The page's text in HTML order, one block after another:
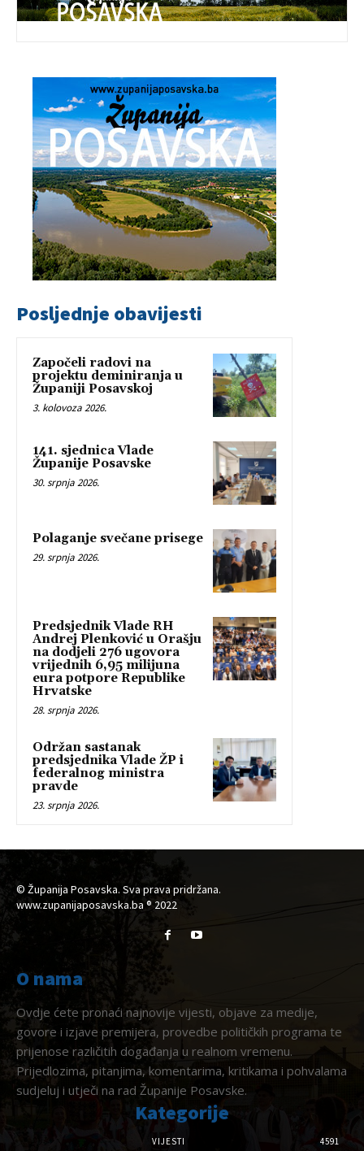
Posljednje obavijesti
Započeli radovi na
projektu deminiranja u
Županiji Posavskoj
3. kolovoza 2026.
141. sjednica Vlade
Županije Posavske
30. srpnja 2026.
Polaganje svečane prisege
29. srpnja 2026.
Predsjednik Vlade RH
Andrej Plenković u Orašju
na dodjeli 276 ugovora
vrijednih 6,95 milijuna
eura potpore Republike
Hrvatske
28. srpnja 2026.
Održan sastanak
predsjednika Vlade ŽP i
federalnog ministra
pravde
23. srpnja 2026.
© Županija Posavska. Sva prava pridržana.
www.zupanijaposavska.ba ® 2022
O nama
Ovdje ćete pronaći najnovije vijesti, objave za medije,
govore i izjave premijera, provedbe političkih programa te
prijenose različitih događanja u realnom vremenu.
Prijedlozima, pitanjima, komentarima, kritikama i pohvalama
sudjeluj i utječi na rad Županije Posavske.
Kategorije
VIJESTI 4591